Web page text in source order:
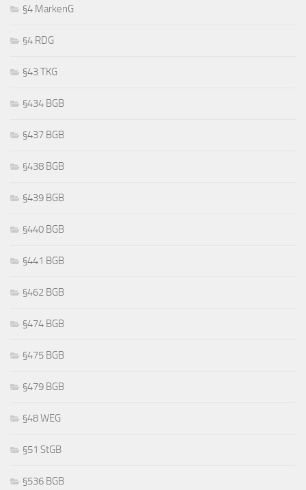
§4 MarkenG
§4 RDG
§43 TKG
§434 BGB
§437 BGB
§438 BGB
§439 BGB
§440 BGB
§441 BGB
§462 BGB
§474 BGB
§475 BGB
§479 BGB
§48 WEG
§51 StGB
§536 BGB